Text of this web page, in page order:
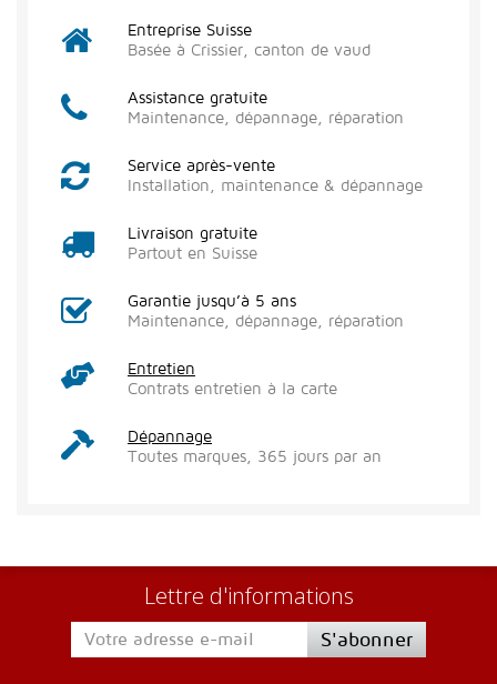
Entreprise Suisse
Basée à Crissier, canton de vaud
Assistance gratuite
Maintenance, dépannage, réparation
Service après-vente
Installation, maintenance & dépannage
Livraison gratuite
Partout en Suisse
Garantie jusqu’à 5 ans
Maintenance, dépannage, réparation
Entretien
Contrats entretien à la carte
Dépannage
Toutes marques, 365 jours par an
Lettre d'informations
S'abonner